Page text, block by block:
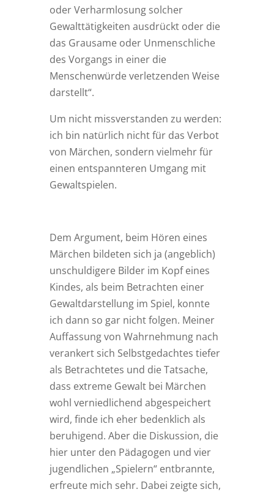
oder Verharmlosung solcher
Gewalttätigkeiten ausdrückt oder die
das Grausame oder Unmenschliche
des Vorgangs in einer die
Menschenwürde verletzenden Weise
darstellt“.
Um nicht missverstanden zu werden:
ich bin natürlich nicht für das Verbot
von Märchen, sondern vielmehr für
einen entspannteren Umgang mit
Gewaltspielen.
Dem Argument, beim Hören eines
Märchen bildeten sich ja (angeblich)
unschuldigere Bilder im Kopf eines
Kindes, als beim Betrachten einer
Gewaltdarstellung im Spiel, konnte
ich dann so gar nicht folgen. Meiner
Auffassung von Wahrnehmung nach
verankert sich Selbstgedachtes tiefer
als Betrachtetes und die Tatsache,
dass extreme Gewalt bei Märchen
wohl verniedlichend abgespeichert
wird, finde ich eher bedenklich als
beruhigend. Aber die Diskussion, die
hier unter den Pädagogen und vier
jugendlichen „Spielern“ entbrannte,
erfreute mich sehr. Dabei zeigte sich,